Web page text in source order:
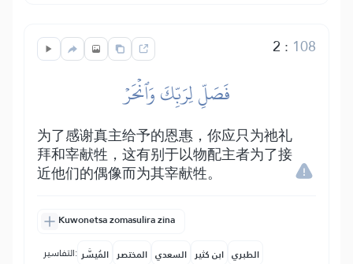
2 : 108
فَصَلِّ لِرَبِّكَ وَٱنۡحَرۡ
为了感谢真主给予的恩惠，你应只为祂礼
拜和宰献牲，这有别于以物配主者为了接
近他们的偶像而为其宰献牲。
Kuwonetsa zomasulira zina
التفاسير: المُيسَّر المختصر السعدي ابن كثير الطبري